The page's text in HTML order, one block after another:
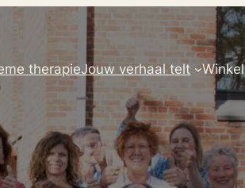
therapieJouw verhaal telt Winkel